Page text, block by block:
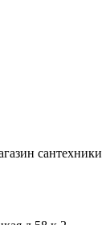
сантехники